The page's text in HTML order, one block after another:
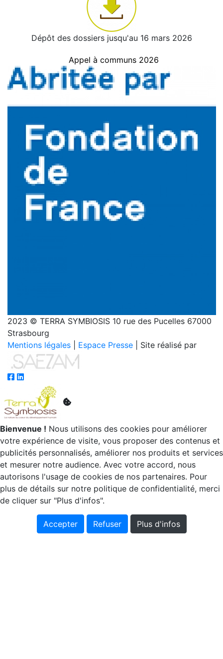
Dépôt des dossiers jusqu'au 16 mars 2026
Appel à communs 2026
2023 © TERRA SYMBIOSIS 10 rue des Pucelles 67000
Strasbourg
Mentions légales
Espace Presse | Site réalisé par
Bienvenue ! Nous utilisons des cookies pour améliorer
votre expérience de visite, vous proposer des contenus et
publicités personnalisés, améliorer nos produits et services
et mesurer notre audience. Avec votre accord, nous
autorisons l'usage de cookies de nos partenaires. Pour
plus de détails sur notre politique de confidentialité, merci
de cliquer sur "Plus d'infos".
Accepter Refuser Plus d'infos